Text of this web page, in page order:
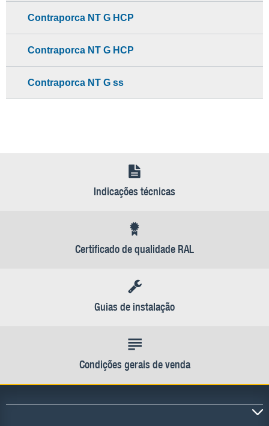
Contraporca NT G HCP
Contraporca NT G HCP
Contraporca NT G ss
Indicações técnicas
Certificado de qualidade RAL
Guias de instalação
Condições gerais de venda